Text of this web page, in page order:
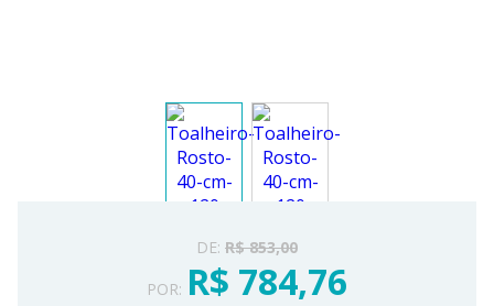
DE: R$ 853,00
POR: R$ 784,76